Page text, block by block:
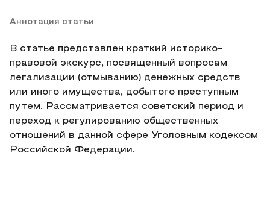
Аннотация статьи
В статье представлен краткий историко-
правовой экскурс, посвященный вопросам
легализации (отмыванию) денежных средств
или иного имущества, добытого преступным
путем. Рассматривается советский период и
переход к регулированию общественных
отношений в данной сфере Уголовным кодексом
Российской Федерации.